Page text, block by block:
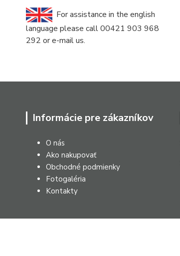
For assistance in the english
language please call 00421 903 968
292 or e-mail us.
Informácie pre zákazníkov
O nás
Ako nakupovať
Obchodné podmienky
Fotogaléria
Kontakty